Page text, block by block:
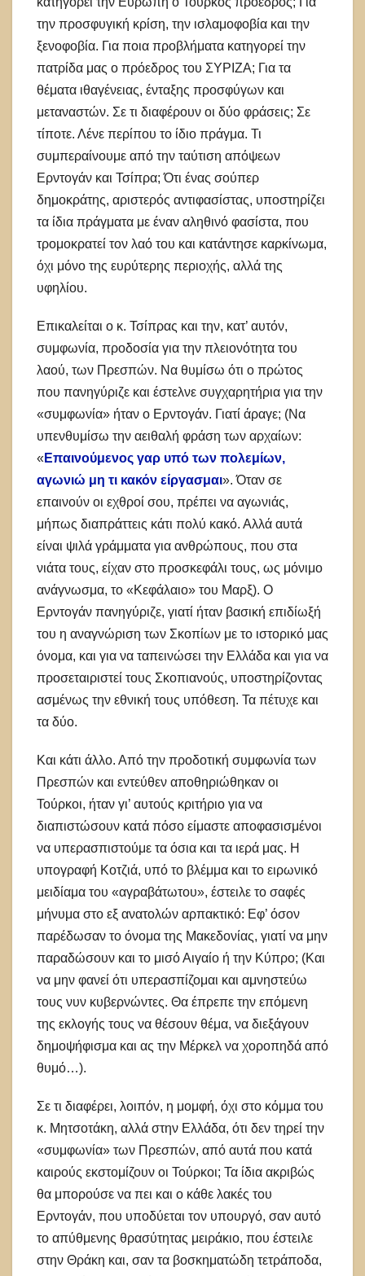
την προσφυγική κρίση, την ισλαμοφοβία και την
ξενοφοβία. Για ποια προβλήματα κατηγορεί την
πατρίδα μας ο πρόεδρος του ΣΥΡΙΖΑ; Για τα
θέματα ιθαγένειας, ένταξης προσφύγων και
μεταναστών. Σε τι διαφέρουν οι δύο φράσεις; Σε
τίποτε. Λένε περίπου το ίδιο πράγμα. Τι
συμπεραίνουμε από την ταύτιση απόψεων
Ερντογάν και Τσίπρα; Ότι ένας σούπερ
δημοκράτης, αριστερός αντιφασίστας, υποστηρίζει
τα ίδια πράγματα με έναν αληθινό φασίστα, που
τρομοκρατεί τον λαό του και κατάντησε καρκίνωμα,
όχι μόνο της ευρύτερης περιοχής, αλλά της
υφηλίου.
Επικαλείται ο κ. Τσίπρας και την, κατ’ αυτόν,
συμφωνία, προδοσία για την πλειονότητα του
λαού, των Πρεσπών. Να θυμίσω ότι ο πρώτος
που πανηγύριζε και έστελνε συγχαρητήρια για την
«συμφωνία» ήταν ο Ερντογάν. Γιατί άραγε; (Να
υπενθυμίσω την αειθαλή φράση των αρχαίων:
« Επαινούμενος γαρ υπό των πολεμίων,
αγωνιώ μη τι κακόν είργασμαι». Όταν σε
επαινούν οι εχθροί σου, πρέπει να αγωνιάς,
μήπως διαπράττεις κάτι πολύ κακό. Αλλά αυτά
είναι ψιλά γράμματα για ανθρώπους, που στα
νιάτα τους, είχαν στο προσκεφάλι τους, ως μόνιμο
ανάγνωσμα, το «Κεφάλαιο» του Μαρξ). Ο
Ερντογάν πανηγύριζε, γιατί ήταν βασική επιδίωξή
του η αναγνώριση των Σκοπίων με το ιστορικό μας
όνομα, και για να ταπεινώσει την Ελλάδα και για να
προσεταιριστεί τους Σκοπιανούς, υποστηρίζοντας
ασμένως την εθνική τους υπόθεση. Τα πέτυχε και
τα δύο.
Και κάτι άλλο. Από την προδοτική συμφωνία των
Πρεσπών και εντεύθεν αποθηριώθηκαν οι
Τούρκοι, ήταν γι’ αυτούς κριτήριο για να
διαπιστώσουν κατά πόσο είμαστε αποφασισμένοι
να υπερασπιστούμε τα όσια και τα ιερά μας. Η
υπογραφή Κοτζιά, υπό το βλέμμα και το ειρωνικό
μειδίαμα του «αγραβάτωτου», έστειλε το σαφές
μήνυμα στο εξ ανατολών αρπακτικό: Εφ’ όσον
παρέδωσαν το όνομα της Μακεδονίας, γιατί να μην
παραδώσουν και το μισό Αιγαίο ή την Κύπρο; (Και
να μην φανεί ότι υπερασπίζομαι και αμνηστεύω
τους νυν κυβερνώντες. Θα έπρεπε την επόμενη
της εκλογής τους να θέσουν θέμα, να διεξάγουν
δημοψήφισμα και ας την Μέρκελ να χοροπηδά από
θυμό…).
Σε τι διαφέρει, λοιπόν, η μομφή, όχι στο κόμμα του
κ. Μητσοτάκη, αλλά στην Ελλάδα, ότι δεν τηρεί την
«συμφωνία» των Πρεσπών, από αυτά που κατά
καιρούς εκστομίζουν οι Τούρκοι; Τα ίδια ακριβώς
θα μπορούσε να πει και ο κάθε λακές του
Ερντογάν, που υποδύεται τον υπουργό, σαν αυτό
το απύθμενης θρασύτητας μειράκιο, που έστειλε
στην Θράκη και, σαν τα βοσκηματώδη τετράποδα,